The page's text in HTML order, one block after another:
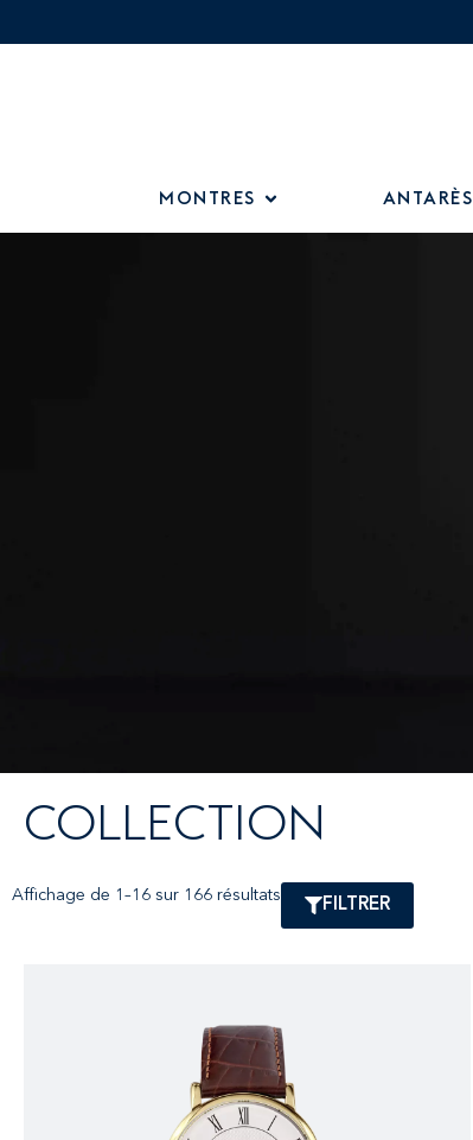
MONTRES ANTARÈS
COLLECTION
Affichage de 1–16 sur 166 résultats
FILTRER